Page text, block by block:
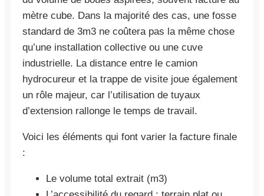
mètre cube. Dans la majorité des cas, une fosse
standard de 3m3 ne coûtera pas la même chose
qu’une installation collective ou une cuve
industrielle. La distance entre le camion
hydrocureur et la trappe de visite joue également
un rôle majeur, car l’utilisation de tuyaux
d’extension rallonge le temps de travail.
Voici les éléments qui font varier la facture finale
:
Le volume total extrait (m3)